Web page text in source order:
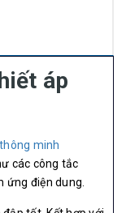
áp
minh
các công tắc
ứng điện dung.